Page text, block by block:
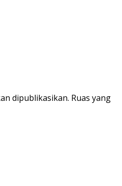
dipublikasikan. Ruas yang